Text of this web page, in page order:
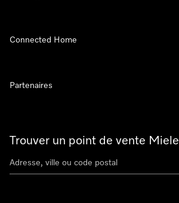
Trouver un point de vente Miele
Connected Home
Partenaires